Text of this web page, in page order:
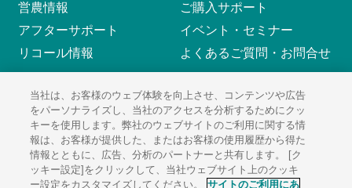
営農情報
ご購入サポート
アフターサポート
イベント・セミナー
リコール情報
よくあるご質問・お問合せ
サイトのご利用にあたって
ソーシャルメディアポリシー
個人情報保護方針
サイトマップ
当社は、お客様のウェブ体験を向上させ、コンテンツや広告
をパーソナライズし、当社のアクセスを分析するためにクッ
キーを使用します。弊社のウェブサイトのご利用に関する情
報は、お客様が提供した、またはお客様の使用履歴から得た
情報とともに、広告、分析のパートナーと共有します。 [ク
ッキー設定]をクリックして、当社ウェブサイト上のクッキ
ー設定をカスタマイズしてください。
サイトのご利用にあ